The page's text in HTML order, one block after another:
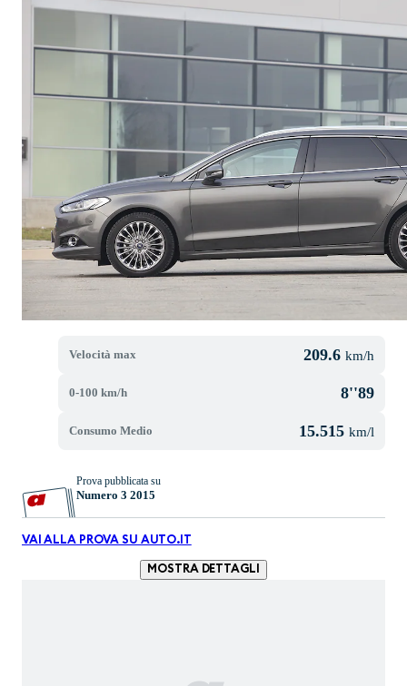
Velocità max 209.6 km/h
0-100 km/h 8''89
Consumo Medio 15.515 km/l
Prova pubblicata su
Numero 3 2015
VAI ALLA PROVA SU AUTO.IT
MOSTRA DETTAGLI